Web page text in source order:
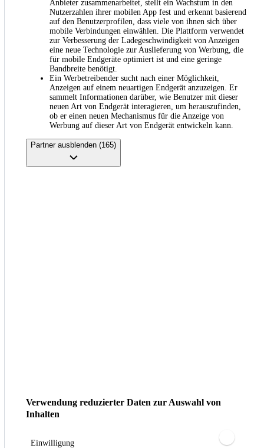
Anbieter zusammenarbeitet, stellt ein Wachstum in den
Nutzerzahlen ihrer mobilen App fest und erkennt basierend
auf den Benutzerprofilen, dass viele von ihnen sich über
mobile Verbindungen einwählen. Die Plattform verwendet
zur Verbesserung der Ladegeschwindigkeit von Anzeigen
eine neue Technologie zur Auslieferung von Werbung, die
für mobile Endgeräte optimiert ist und eine geringe
Bandbreite benötigt.
Ein Werbetreibender sucht nach einer Möglichkeit,
Anzeigen auf einem neuartigen Endgerät anzuzeigen. Er
sammelt Informationen darüber, wie Benutzer mit dieser
neuen Art von Endgerät interagieren, um herauszufinden,
ob er einen neuen Mechanismus für die Anzeige von
Werbung auf dieser Art von Endgerät entwickeln kann.
Partner ausblenden (165)
Verwendung reduzierter Daten zur Auswahl von
Inhalten
Einwilligung